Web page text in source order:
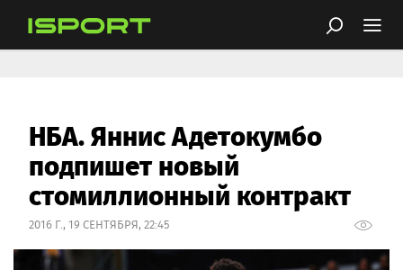
НБА. Яннис Адетокумбо
подпишет новый
стомиллионный контракт
2016 Г., 19 СЕНТЯБРЯ, 22:45